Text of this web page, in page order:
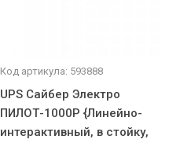
Код артикула: 593888
UPS Сайбер Электро
ПИЛОТ-1000Р {Линейно-
интерактивный, в стойку,